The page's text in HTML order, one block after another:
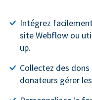
Intégrez
site Webflow ou
up.
Collectez des
donateurs gérer